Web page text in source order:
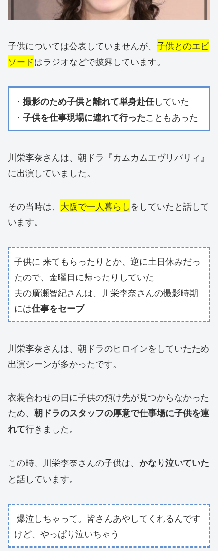
子供については公表していませんが、 子供とのエピ
ソードはラジオなどで披露しています。
・ 撮影のため子供と離れて単身赴任していた
・ 子供を仕事現場に連れて行ったこともあった
川栄李奈さんは、朝ドラ『カムカムエヴリバリィ』
に出演していました。
その当時は、 大阪で一人暮らしをしていたと話して
います。
子供に 来てもらったりとか、逆に土日休みだっ
たので、金曜日に帰ったりしていた
夫の廣瀬智紀さんは、川栄李奈さんの撮影時期
には仕事をセーブ
川栄李奈さんは、朝ドラのヒロインをしていたため
出演シーンが多かったです。
衣装合わせの日に子供の預け先が見つからなかった
ため、 朝ドラのスタッフの厚意で仕事場に子供を連
れて行きました。
この時、川栄李奈さんの子供は、 かなり泣いていた
と話しています。
爆泣しちゃって。皆さんあやしてくれるんです
けど、やっぱり泣いちゃう